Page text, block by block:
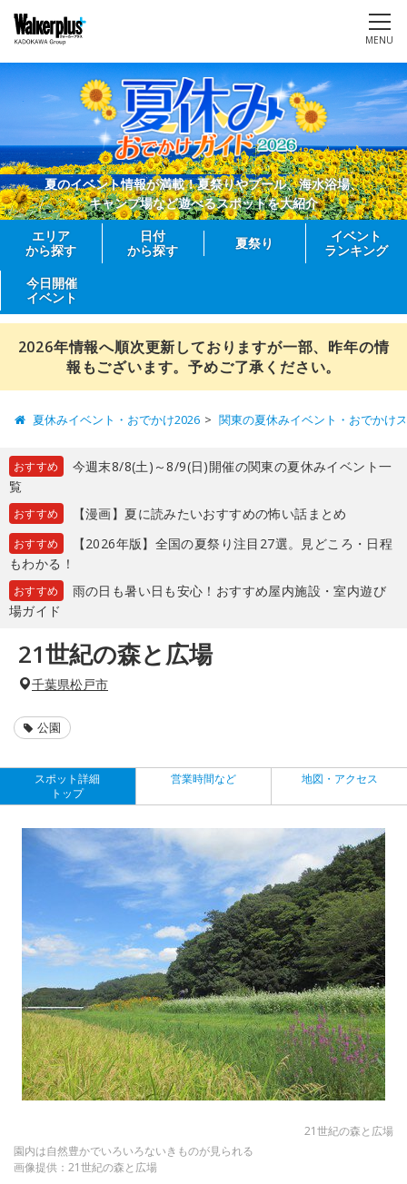
MENU
夏のイベント情報が満載！夏祭りやプール、海水浴場、
キャンプ場など遊べるスポットを大紹介
エリア
から探す
日付
から探す
夏祭り
イベント
ランキング
今日開催
イベント
2026年情報へ順次更新しておりますが一部、昨年の情
報もございます。予めご了承ください。
夏休みイベント・おでかけ2026 関東の夏休みイベント・おでかけ
おすすめ
今週末8/8(土)～8/9(日)開催の関東の夏休みイベント一
覧
おすすめ 【漫画】夏に読みたいおすすめの怖い話まとめ
おすすめ
【2026年版】全国の夏祭り注目27選。見どころ・日程
もわかる！
おすすめ
雨の日も暑い日も安心！おすすめ屋内施設・室内遊び
場ガイド
21世紀の森と広場
千葉県松戸市
公園
スポット詳細
トップ
営業時間など 地図・アクセス
21世紀の森と広場
園内は自然豊かでいろいろないきものが見られる
画像提供：21世紀の森と広場